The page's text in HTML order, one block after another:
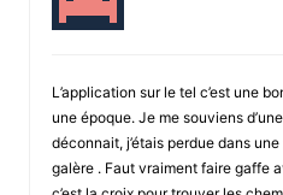
L’application sur le tel c’est une
une époque. Je me souviens
déconnait, j’étais perdue dans
galère . Faut vraiment faire gaffe